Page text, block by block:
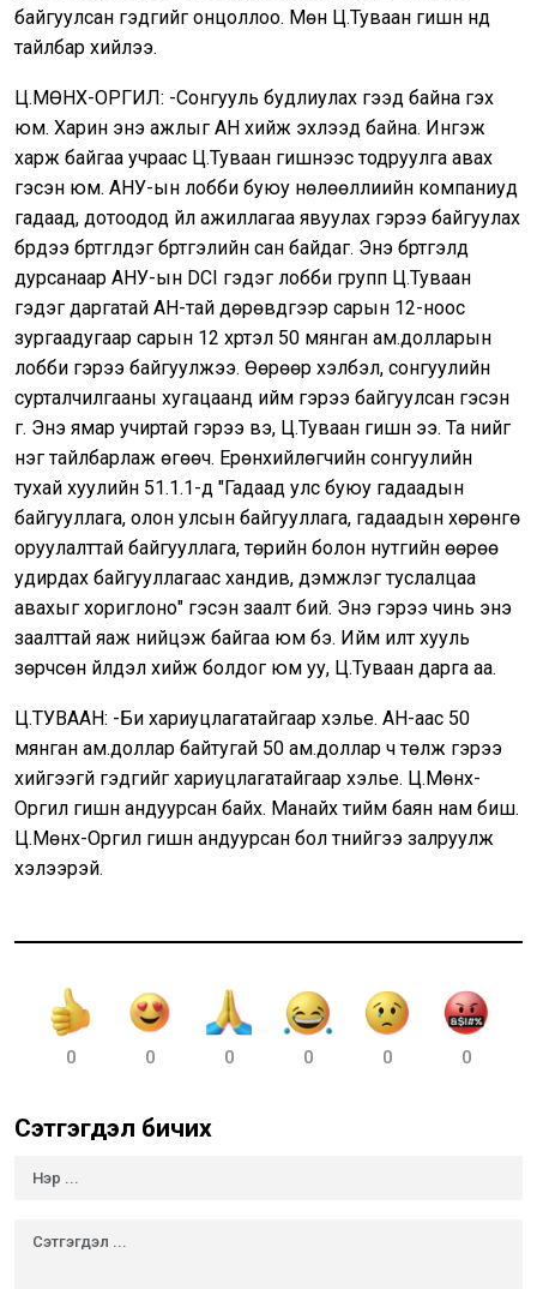
байгуулсан гэдгийг онцоллоо. Мөн Ц.Туваан гишүүн үүнд
тайлбар хийлээ.
Ц.МӨНХ-ОРГИЛ: -Сонгууль будлиулах гээд байна гэх
юм. Харин энэ ажлыг АН хийж эхлээд байна. Ингэж
харж байгаа учраас Ц.Туваан гишүүнээс тодруулга авах
гэсэн юм. АНУ-ын лобби буюу нөлөөллиийн компаниуд
гадаад, дотоодод үйл ажиллагаа явуулах гэрээ байгуулах
бүрдээ бүртгүүлдэг бүртгэлийн сан байдаг. Энэ бүртгэлд
дурсанаар АНУ-ын DCI гэдэг лобби групп Ц.Туваан
гэдэг даргатай АН-тай дөрөвдүгээр сарын 12-ноос
зургаадугаар сарын 12 хүртэл 50 мянган ам.долларын
лобби гэрээ байгуулжээ. Өөрөөр хэлбэл, сонгуулийн
сурталчилгааны хугацаанд ийм гэрээ байгуулсан гэсэн
үг. Энэ ямар учиртай гэрээ вэ, Ц.Туваан гишүүн ээ. Та үүнийг
нэг тайлбарлаж өгөөч. Ерөнхийлөгчийн сонгуулийн
тухай хуулийн 51.1.1-д "Гадаад улс буюу гадаадын
байгууллага, олон улсын байгууллага, гадаадын хөрөнгө
оруулалттай байгууллага, төрийн болон нутгийн өөрөө
удирдах байгууллагаас хандив, дэмжлэг туслалцаа
авахыг хориглоно" гэсэн заалт бий. Энэ гэрээ чинь энэ
заалттай яаж нийцэж байгаа юм бэ. Ийм илт хууль
зөрчсөн үйлдэл хийж болдог юм уу, Ц.Туваан дарга аа.
Ц.ТУВААН: -Би хариуцлагатайгаар хэлье. АН-аас 50
мянган ам.доллар байтугай 50 ам.доллар ч төлж гэрээ
хийгээгүй гэдгийг хариуцлагатайгаар хэлье. Ц.Мөнх-
Оргил гишүүн андуурсан байх. Манайх тийм баян нам биш.
Ц.Мөнх-Оргил гишүүн андуурсан бол түүнийгээ залруулж
хэлээрэй.
0 0 0 0 0 0
Сэтгэгдэл бичих